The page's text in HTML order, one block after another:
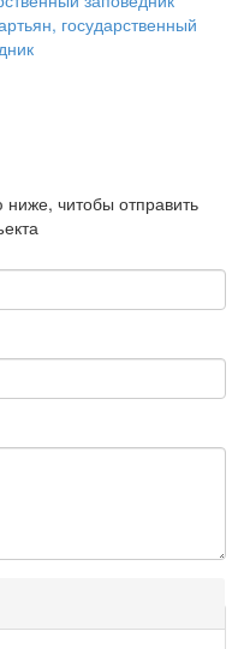
государственный
читобы отправить